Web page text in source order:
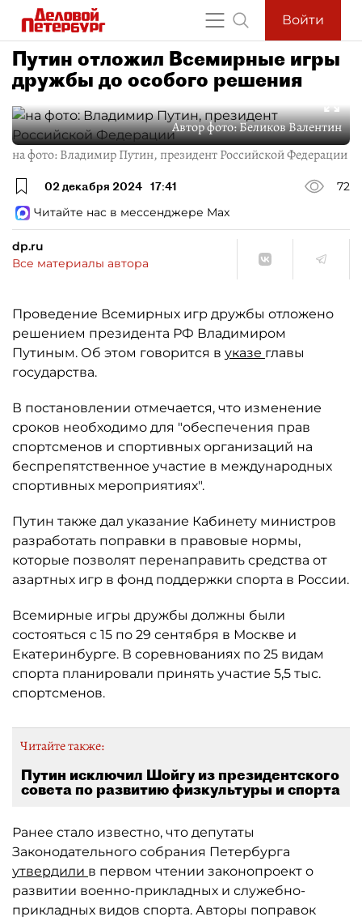
Войти
Путин отложил Всемирные игры
дружбы до особого решения
Автор фото:Беликов Валентин
на фото: Владимир Путин, президент Российской Федерации
02 декабря 2024 17:41
72
Читайте нас в мессенджере Max
dp.ru
Все материалы автора
Проведение Всемирных игр дружбы отложено
решением президента РФ Владимиром
Путиным. Об этом говорится в указе главы
государства.
В постановлении отмечается, что изменение
сроков необходимо для "обеспечения прав
спортсменов и спортивных организаций на
беспрепятственное участие в международных
спортивных мероприятиях".
Путин также дал указание Кабинету министров
разработать поправки в правовые нормы,
которые позволят перенаправить средства от
азартных игр в фонд поддержки спорта в России.
Всемирные игры дружбы должны были
состояться с 15 по 29 сентября в Москве и
Екатеринбурге. В соревнованиях по 25 видам
спорта планировали принять участие 5,5 тыс.
спортсменов.
Читайте также:
Путин исключил Шойгу из президентского
совета по развитию физкультуры и спорта
Ранее стало известно, что депутаты
Законодательного собрания Петербурга
утвердили в первом чтении законопроект о
развитии военно-прикладных и служебно-
прикладных видов спорта. Авторы поправок